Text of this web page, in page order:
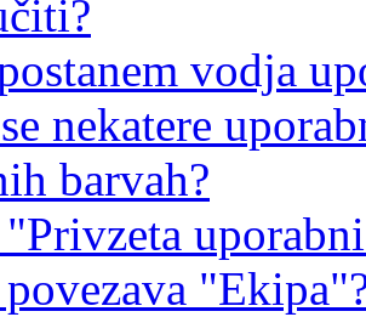
vodja
nekatere
barvah?